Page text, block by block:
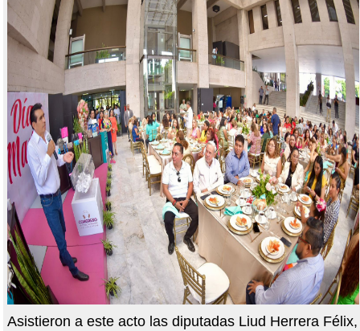
Asistieron a este acto las diputadas Liud Herrera Félix,